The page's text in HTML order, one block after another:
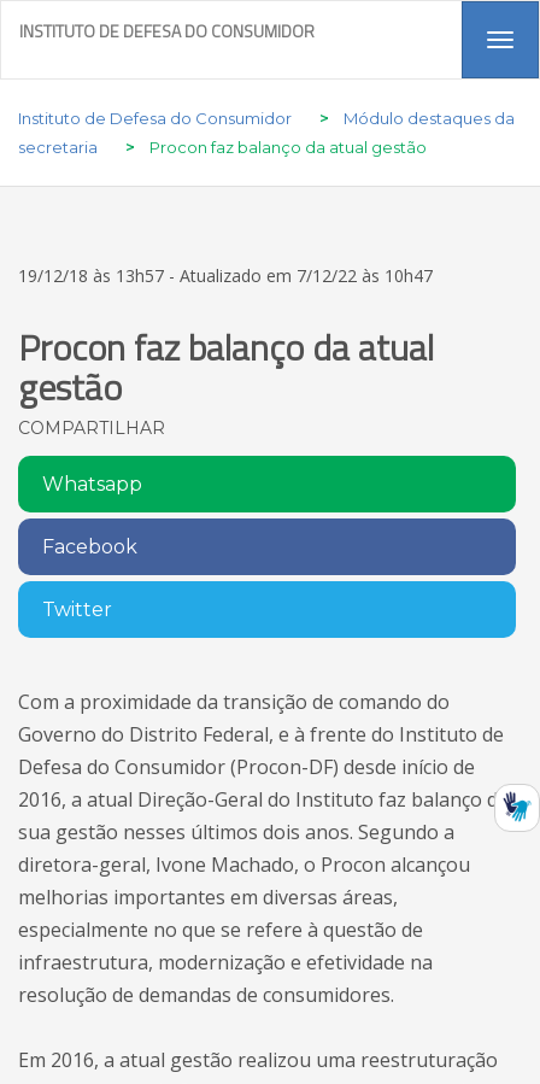
INSTITUTO DE DEFESA DO CONSUMIDOR
Instituto de Defesa do Consumidor >
Módulo destaques da
secretaria
> Procon faz balanço da atual gestão
19/12/18 às 13h57 - Atualizado em 7/12/22 às 10h47
Procon faz balanço da atual
gestão
COMPARTILHAR
Whatsapp
Facebook
Twitter
Com a proximidade da transição de comando do
Governo do Distrito Federal, e à frente do Instituto de
Defesa do Consumidor (Procon-DF) desde início de
2016, a atual Direção-Geral do Instituto faz balanço de
sua gestão nesses últimos dois anos. Segundo a
diretora-geral, Ivone Machado, o Procon alcançou
melhorias importantes em diversas áreas,
especialmente no que se refere à questão de
infraestrutura, modernização e efetividade na
resolução de demandas de consumidores.
Em 2016, a atual gestão realizou uma reestruturação